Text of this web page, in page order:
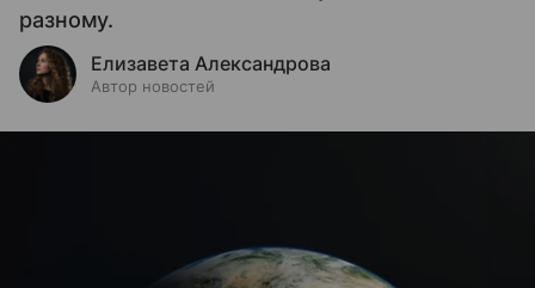
разному.
Елизавета Александрова
Автор новостей